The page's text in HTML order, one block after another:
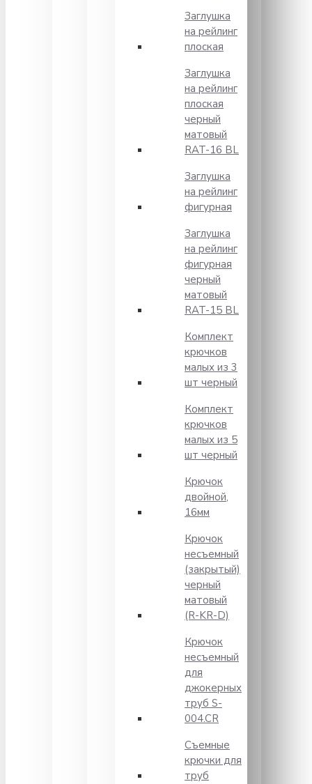
Заглушка
на рейлинг
плоская
Заглушка
на рейлинг
плоская
черный
матовый
RAT-16 BL
Заглушка
на рейлинг
фигурная
Заглушка
на рейлинг
фигурная
черный
матовый
RAT-15 BL
Комплект
крючков
малых из 3
шт черный
Комплект
крючков
малых из 5
шт черный
Крючок
двойной,
16мм
Крючок
несъемный
(закрытый)
черный
матовый
(R-KR-D)
Крючок
несъемный
для
джокерных
труб S-
004.CR
Съемные
крючки для
труб